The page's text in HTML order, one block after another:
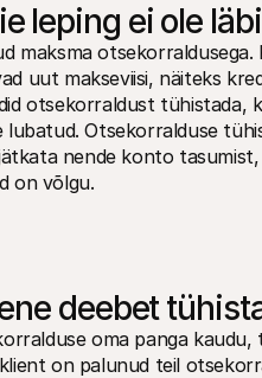
leping ei ole
maksma
uut makseviisi, näiteks
otsekorraldust tühistada,
lubatud. Otsekorralduse
nende konto
on võlgu.
deebet
oma panga
on palunud teil